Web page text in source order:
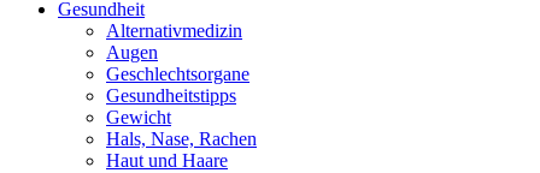
Gesundheit
Alternativmedizin
Augen
Geschlechtsorgane
Gesundheitstipps
Gewicht
Hals, Nase, Rachen
Haut und Haare